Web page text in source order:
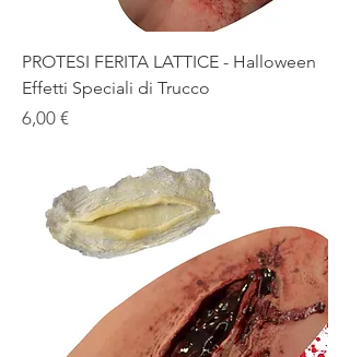
PROTESI FERITA LATTICE - Halloween
Effetti Speciali di Trucco
Prezzo
6,00 €